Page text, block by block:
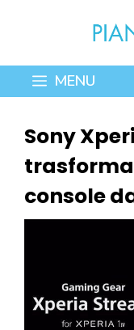
contenuto
MENU
Sony
trasforma
console